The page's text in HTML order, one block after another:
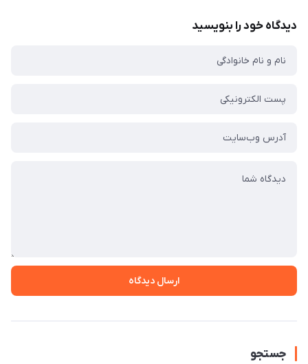
دیدگاه خود را بنویسید
ارسال دیدگاه
جستجو